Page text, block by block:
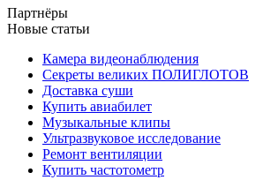
Партнёры
Новые статьи
Камера видеонаблюдения
Секреты великих ПОЛИГЛОТОВ
Доставка суши
Купить авиабилет
Музыкальные клипы
Ультразвуковое исследование
Ремонт вентиляции
Купить частотометр